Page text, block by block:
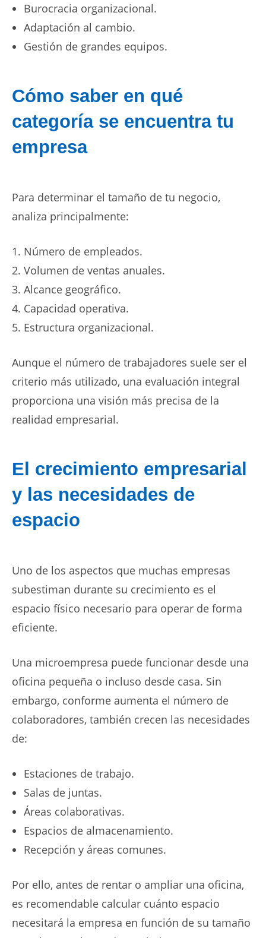
Burocracia organizacional.
Adaptación al cambio.
Gestión de grandes equipos.
Cómo saber en qué
categoría se encuentra tu
empresa
Para determinar el tamaño de tu negocio,
analiza principalmente:
Número de empleados.
Volumen de ventas anuales.
Alcance geográfico.
Capacidad operativa.
Estructura organizacional.
Aunque el número de trabajadores suele ser el
criterio más utilizado, una evaluación integral
proporciona una visión más precisa de la
realidad empresarial.
El crecimiento empresarial
y las necesidades de
espacio
Uno de los aspectos que muchas empresas
subestiman durante su crecimiento es el
espacio físico necesario para operar de forma
eficiente.
Una microempresa puede funcionar desde una
oficina pequeña o incluso desde casa. Sin
embargo, conforme aumenta el número de
colaboradores, también crecen las necesidades
de:
Estaciones de trabajo.
Salas de juntas.
Áreas colaborativas.
Espacios de almacenamiento.
Recepción y áreas comunes.
Por ello, antes de rentar o ampliar una oficina,
es recomendable calcular cuánto espacio
necesitará la empresa en función de su tamaño